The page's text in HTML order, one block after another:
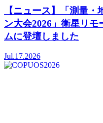
【ニュース】「測量
ン大会2026」衛星リ
ムに登壇しました
Jul.17.2026